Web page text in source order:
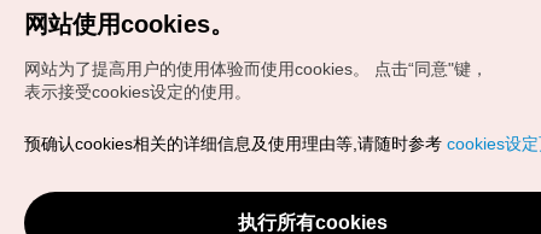
Copyrights (c) 韩国旅游发展局版权所有
VISITKOREA官方邮箱
chnsim@knto.or.kr
网站使用cookies。
网站为了提高用户的使用体验而使用cookies。
点击“同意"键，
表示接受cookies设定的使用。
预确认cookies相关的详细信息及使用理由等,请随时参考 cookies设
执行所有cookies